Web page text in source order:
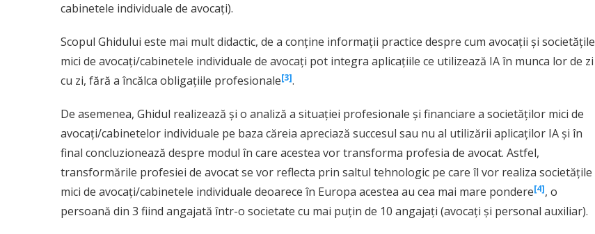
cabinetele individuale de avocați).
Scopul Ghidului este mai mult didactic, de a conține informații practice despre cum avocații și societățile
mici de avocați/cabinetele individuale de avocați pot integra aplicațiile ce utilizează IA în munca lor de zi
cu zi, fără a încălca obligațiile profesionale[3].
De asemenea, Ghidul realizează și o analiză a situației profesionale și financiare a societăților mici de
avocați/cabinetelor individuale pe baza căreia apreciază succesul sau nu al utilizării aplicaților IA și în
final concluzionează despre modul în care acestea vor transforma profesia de avocat. Astfel,
transformările profesiei de avocat se vor reflecta prin saltul tehnologic pe care îl vor realiza societățile
mici de avocați/cabinetele individuale deoarece în Europa acestea au cea mai mare pondere[4], o
persoană din 3 fiind angajată într-o societate cu mai puțin de 10 angajați (avocați și personal auxiliar).